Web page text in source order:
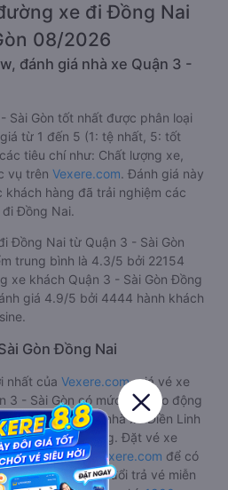
xe đi Đồng Nai
08/2026
đánh giá nhà xe Quận 3 -
Sài Gòn tốt nhất được phân loại
từ 1 đến 5 (1: tệ nhất, 5: tốt
tiêu chí như: Chất lượng xe,
vụ trên Vexere.com. Đánh giá này
hàng đã trải nghiệm các
đi Đồng Nai.
Đồng Nai từ Quận 3 - Sài Gòn
trung bình là 4.3/5 bởi 22154
xe khách Quận 3 - Sài Gòn Đồng
giá 4.9/5 bởi 4444 hành khách
Gòn Đồng Nai
nhất của Vexere.com, giá vé xe
3 - Sài Gòn có mức giá dao động
Trong đó, nhà xe Điền Linh
chỉ 140000 đồng. Đặt vé xe
chính hãng tại
Vexere.com để có
100% và hỗ trợ đổi trả vé miễn